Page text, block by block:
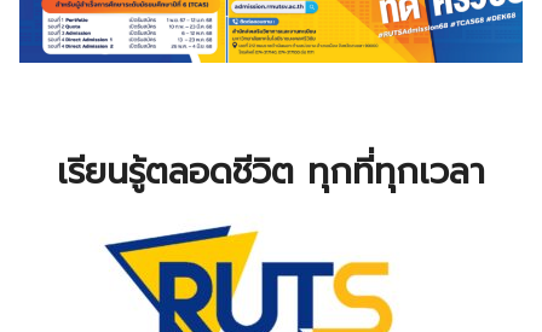
เรียนรู้ตลอดชีวิต ทุกที่ทุกเวลา